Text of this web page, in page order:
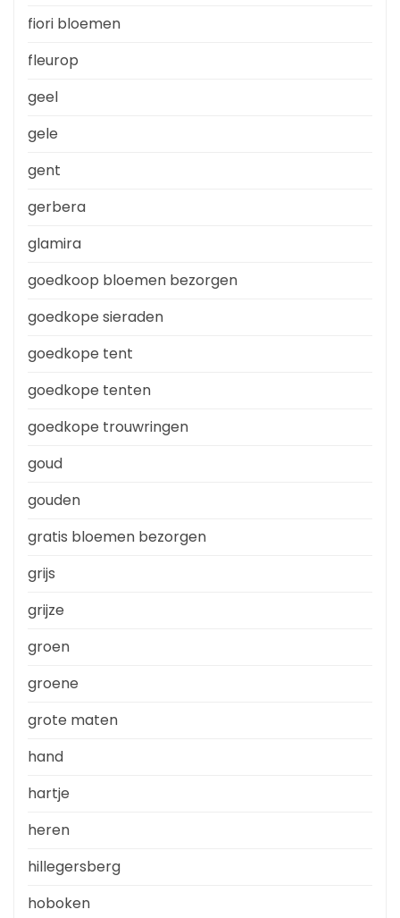
fiori bloemen
fleurop
geel
gele
gent
gerbera
glamira
goedkoop bloemen bezorgen
goedkope sieraden
goedkope tent
goedkope tenten
goedkope trouwringen
goud
gouden
gratis bloemen bezorgen
grijs
grijze
groen
groene
grote maten
hand
hartje
heren
hillegersberg
hoboken